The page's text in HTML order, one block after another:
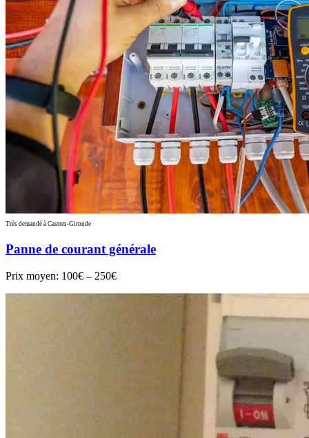
Très demandé à Castres-Gironde
Panne de courant générale
Prix moyen: 100€ – 250€